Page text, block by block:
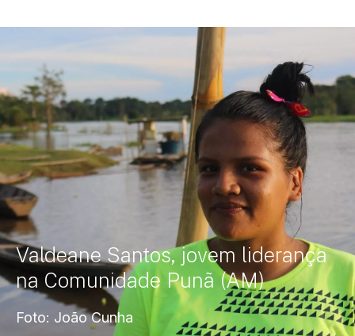
Valdeane Santos, jovem liderança
na Comunidade Punã (AM)
Foto: João Cunha